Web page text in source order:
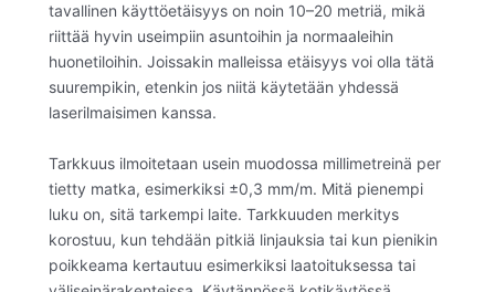
tavallinen käyttöetäisyys on noin 10–20 metriä, mikä
riittää hyvin useimpiin asuntoihin ja normaaleihin
huonetiloihin. Joissakin malleissa etäisyys voi olla tätä
suurempikin, etenkin jos niitä käytetään yhdessä
laserilmaisimen kanssa.
Tarkkuus ilmoitetaan usein muodossa millimetreinä per
tietty matka, esimerkiksi ±0,3 mm/m. Mitä pienempi
luku on, sitä tarkempi laite. Tarkkuuden merkitys
korostuu, kun tehdään pitkiä linjauksia tai kun pienikin
poikkeama kertautuu esimerkiksi laatoituksessa tai